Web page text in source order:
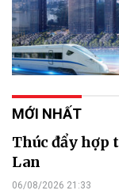
MỚI NHẤT
Thúc đẩy hợp
Lan
06/08/2026 21:33